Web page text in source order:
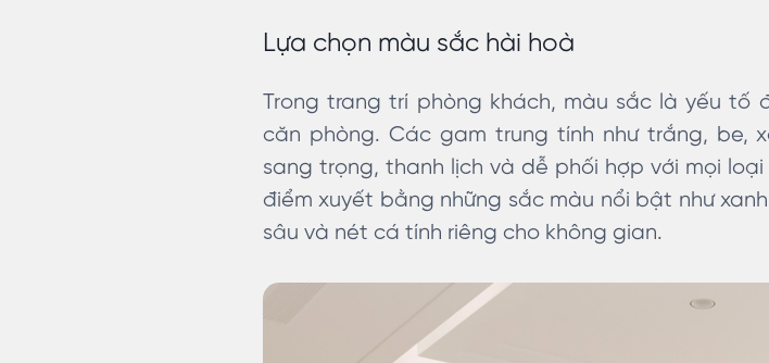
Lựa chọn màu sắc hài hoà
Trong trang trí phòng khách, màu sắc là yếu tố
căn phòng. Các gam trung tính như trắng, be,
sang trọng, thanh lịch và dễ phối hợp với mọi
điểm xuyết bằng những sắc màu nổi bật như
sâu và nét cá tính riêng cho không gian.